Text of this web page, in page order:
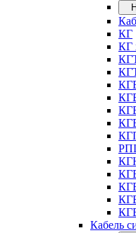
КГ
КГ
Кабель